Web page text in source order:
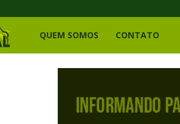
Bico
QUEM SOMOS CONTATO